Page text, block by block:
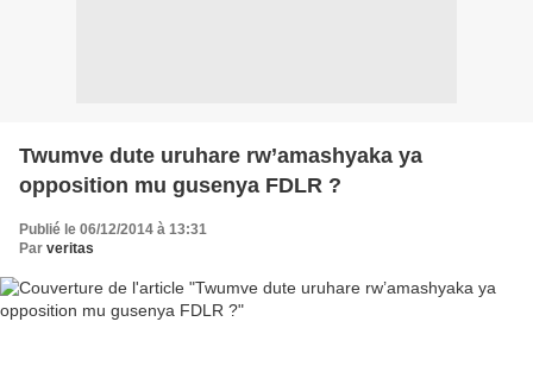
Twumve dute uruhare rw’amashyaka ya
opposition mu gusenya FDLR ?
Publié le 06/12/2014 à 13:31
Par veritas